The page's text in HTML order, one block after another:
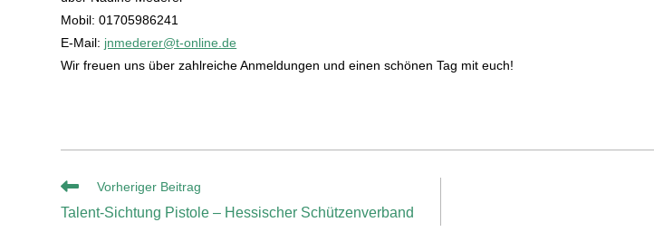
Mobil: 01705986241
E-Mail: jnmederer@t-online.de
Wir freuen uns über zahlreiche Anmeldungen und einen schönen Tag mit euch!
Vorheriger Beitrag
Talent-Sichtung Pistole – Hessischer Schützenverband